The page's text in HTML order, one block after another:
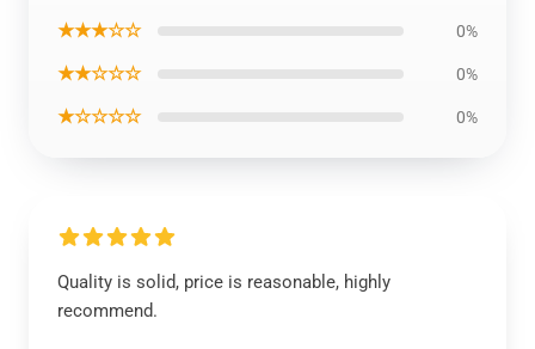
★★★☆☆ 0%
★★☆☆☆ 0%
★☆☆☆☆ 0%
Quality is solid, price is reasonable, highly
recommend.